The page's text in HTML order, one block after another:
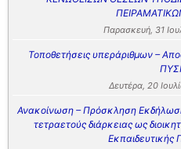
Παρασκευή, 31
Τοποθετήσεις υπεράριθμων –
Δευτέρα, 20
Ανακοίνωση – Πρόσκληση
τετραετούς διάρκειας ως
Εκπαιδευτικής